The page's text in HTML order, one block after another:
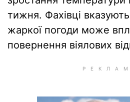
тижня. Фахівці
жаркої погоди може
повернення віялових